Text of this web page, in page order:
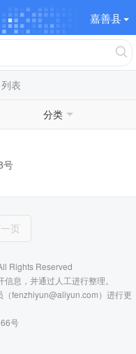
嘉善县
表
分类
号
页
Rights Reserved
息，并通过人工进行整理。
fenzhiyun@aliyun.com）进行更
号